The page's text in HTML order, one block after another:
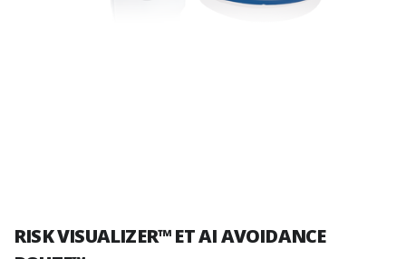
RISK VISUALIZER™ ET AI AVOIDANCE